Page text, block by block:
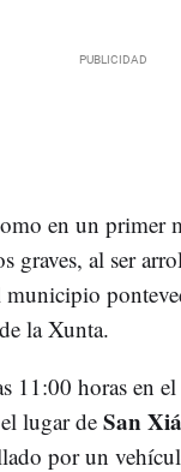
en un primer
graves, al ser
la Xunta.
11:00 horas en
lugar deSan
por un